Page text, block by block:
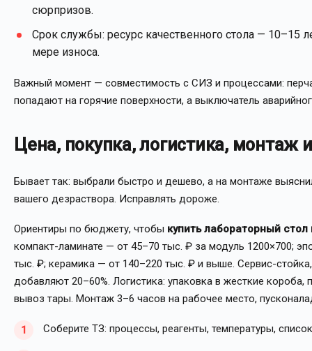
сюрпризов.
Срок службы: ресурс качественного стола — 10–15
мере износа.
Важный момент — совместимость с СИЗ и процессами:
попадают на горячие поверхности, а выключатель
Цена, покупка, логистика,
Бывает так: выбрали быстро и дешево, а на монтаже
вашего дезраствора. Исправлять дороже.
Ориентиры по бюджету, чтобы купить лабораторный стол
компакт-ламинате — от 45–70 тыс. ₽ за модуль 1200×700;
тыс. ₽; керамика — от 140–220 тыс. ₽ и выше. Сервис-
добавляют 20–60%. Логистика: упаковка в жесткие
вывоз тары. Монтаж 3–6 часов на рабочее место,
Соберите ТЗ: процессы, реагенты, температуры,